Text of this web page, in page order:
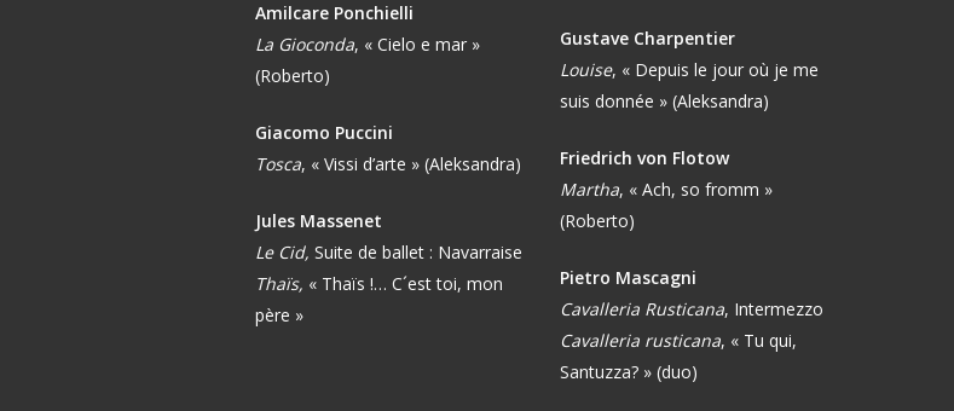
Amilcare Ponchielli
La Gioconda, « Cielo e mar »
(Roberto)
Giacomo Puccini
Tosca, « Vissi d’arte » (Aleksandra)
Jules Massenet
Le Cid,Suite de ballet : Navarraise
Thaïs, « Thaïs !… C´est toi, mon
père »
Gustave Charpentier
Louise, « Depuis le jour où je me
suis donnée » (Aleksandra)
Friedrich von Flotow
Martha, « Ach, so fromm »
(Roberto)
Pietro Mascagni
Cavalleria Rusticana, Intermezzo
Cavalleria rusticana, « Tu qui,
Santuzza? » (duo)